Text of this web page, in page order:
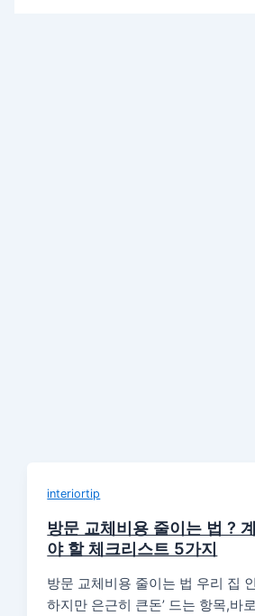
interiortip
방문 교체비용 줄이는 법 ?
야 할 체크리스트 5가지
방문 교체비용 줄이는 법 우리 집
하지만 은근히 큰돈’ 드는 항목,바